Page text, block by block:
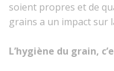
soient propres et de
grains a un impact sur
L’hygiène du grain,